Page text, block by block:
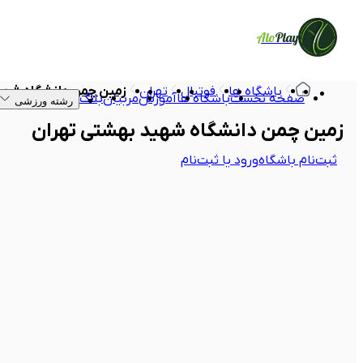
AloPlay
صفحه نخستباشگاه هاآموزشمربیانبلاگ رشته ورزشی
ثبت‌نام باشگاهورود یا ثبت‌نام
باشگاه ها فوتبال تهران زمین چمن دانشگاه
زمین چمن دانشگاه شهید بهشتی تهران